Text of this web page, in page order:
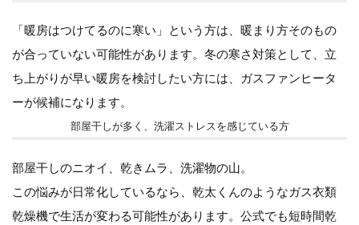
「暖房はつけてるのに寒い」という方は、暖まり方そのもの
が合っていない可能性があります。冬の寒さ対策として、立
ち上がりが早い暖房を検討したい方には、ガスファンヒータ
ーが候補になります。
部屋干しが多く、洗濯ストレスを感じている方
部屋干しのニオイ、乾きムラ、洗濯物の山。
この悩みが日常化しているなら、乾太くんのようなガス衣類
乾燥機で生活が変わる可能性があります。公式でも短時間乾